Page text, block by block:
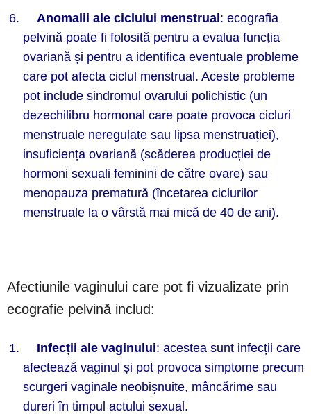
Anomalii ale ciclului menstrual: ecografia
pelvină poate fi folosită pentru a evalua funcția
ovariană și pentru a identifica eventuale probleme
care pot afecta ciclul menstrual. Aceste probleme
pot include sindromul ovarului polichistic (un
dezechilibru hormonal care poate provoca cicluri
menstruale neregulate sau lipsa menstruației),
insuficiența ovariană (scăderea producției de
hormoni sexuali feminini de către ovare) sau
menopauza prematură (încetarea ciclurilor
menstruale la o vârstă mai mică de 40 de ani).
Afectiunile vaginului care pot fi vizualizate prin
ecografie pelvină includ:
Infecții ale vaginului: acestea sunt infecții care
afectează vaginul și pot provoca simptome precum
scurgeri vaginale neobișnuite, mâncărime sau
dureri în timpul actului sexual.